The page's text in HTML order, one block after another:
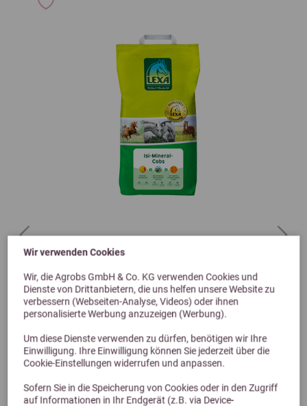
Wir verwenden Cookies
Wir, die Agrobs GmbH & Co. KG verwenden Cookies und
Dienste von Drittanbietern, die uns helfen unsere Website zu
verbessern (Webseiten-Analyse, Videos) oder ihnen
personalisierte Werbung anzuzeigen (Werbung).
Um diese Dienste verwenden zu dürfen, benötigen wir Ihre
Einwilligung. Ihre Einwilligung können Sie jederzeit über die
Cookie-Einstellungen widerrufen und anpassen.
Sofern Sie in die Speicherung von Cookies oder in den Zugriff
auf Informationen in Ihr Endgerät (z.B. via Device-
Lexa ISI-Mineral-Cobs 4,5kg Beutel
22,50 €
Previous Next